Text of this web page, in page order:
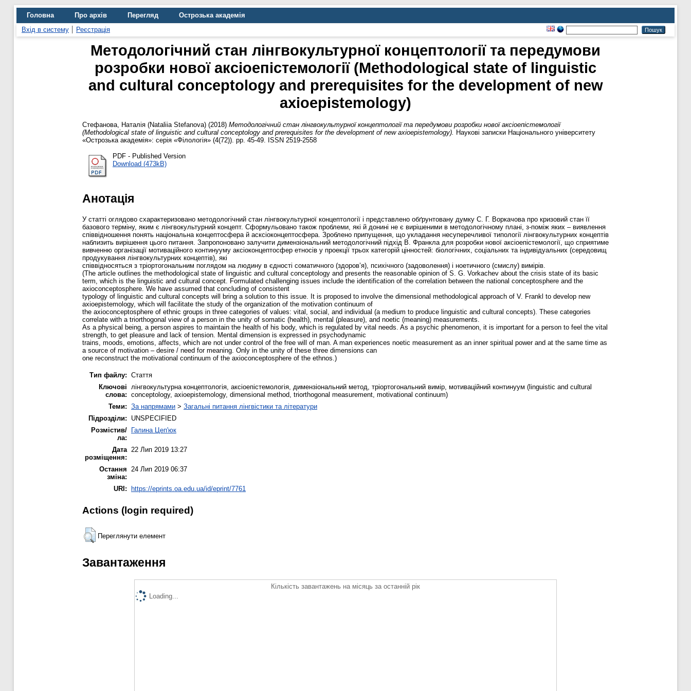
Головна Про архів Перегляд
Острозька академія
Вхід в систему
Реєстрація
Методологічний стан лінгвокультурної концептології та передумови
розробки нової аксіоепістемології (Methodological state of linguistic
and cultural conceptology and prerequisites for the development of new
axioepistemology)
Стефанова, Наталія (Nataliia Stefanova) (2018) Методологічний стан лінгвокультурної концептології та передумови розробки нової аксіоепістемології
(Methodological state of linguistic and cultural conceptology and prerequisites for the development of new axioepistemology).
Наукові записки Національного університету
«Острозька академія»: серія «Філологія» (4(72)). pp. 45-49. ISSN 2519-2558
PDF - Published Version
Download (473kB)
Анотація
У статті оглядово схарактеризовано методологічний стан лінгвокультурної концептології і представлено обґрунтовану думку С. Г. Воркачова про кризовий стан її
базового терміну, яким є лінгвокультурний концепт. Сформульовано також проблеми, які й донині не є вирішеними в методологічному плані, з-поміж яких – виявлення
співвідношення понять національна концептосфера й асксіоконцептосфера. Зроблено припущення, що укладання несуперечливої типології лінгвокультурних концептів
наблизить вирішення цього питання. Запропоновано залучити димензіональний методологічний підхід В. Франкла для розробки нової аксіоепістемології, що сприятиме
вивченню організації мотиваційного континууму аксіоконцептосфер етносів у проекції трьох категорій цінностей: біологічних, соціальних та індивідуальних (середовищ
продукування лінгвокультурних концептів), які
співвідносяться з тріортогональним поглядом на людину в єдності соматичного (здоров’я), психічного (задоволення) і ноетичного (смислу) вимірів.
(The article outlines the methodological state of linguistic and cultural conceptology and presents the reasonable opinion of S. G. Vorkachev about the crisis state of its basic
term, which is the linguistic and cultural concept. Formulated challenging issues include the identification of the correlation between the national conceptosphere and the
axioconceptosphere. We have assumed that concluding of consistent
typology of linguistic and cultural concepts will bring a solution to this issue. It is proposed to involve the dimensional methodological approach of V. Frankl to develop new
axioepistemology, which will facilitate the study of the organization of the motivation continuum of
the axioconceptosphere of ethnic groups in three categories of values: vital, social, and individual (a medium to produce linguistic and cultural concepts). These categories
correlate with a triorthogonal view of a person in the unity of somatic (health), mental (pleasure), and noetic (meaning) measurements.
As a physical being, a person aspires to maintain the health of his body, which is regulated by vital needs. As a psychic phenomenon, it is important for a person to feel the vital
strength, to get pleasure and lack of tension. Mental dimension is expressed in psychodynamic
trains, moods, emotions, affects, which are not under control of the free will of man. A man experiences noetic measurement as an inner spiritual power and at the same time as
a source of motivation – desire / need for meaning. Only in the unity of these three dimensions can
one reconstruct the motivational continuum of the axioconceptosphere of the ethnos.)
Тип файлу: Стаття
Ключові
слова:
лінгвокультурна концептологія, аксіоепістемологія, димензіональний метод, тріортогональний вимір, мотиваційний континуум (linguistic and cultural
conceptology, axioepistemology, dimensional method, triorthogonal measurement, motivational continuum)
Теми: За напрямами > Загальні питання лінгвістики та літератури
Підрозділи:
UNSPECIFIED
Розмістив/
ла:
Галина Цеп'юк
Дата
розміщення:
22 Лип 2019 13:27
Остання
зміна:
24 Лип 2019 06:37
URI: https://eprints.oa.edu.ua/id/eprint/7761
Actions (login required)
Переглянути елемент
Завантаження
Кількість завантажень на місяць за останній рік
Loading...